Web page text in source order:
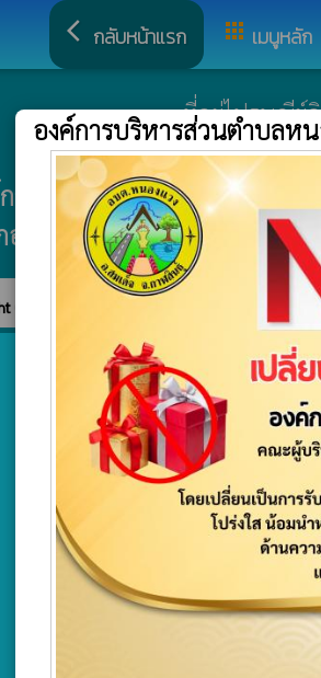
arrow_back_ios กลับหน้าแรก apps เมนูหลัก
ที่อยู่ไปรษณีย์
ารบริหารส่วนตำบลหนองแวง
อสมเด็จ จังหวัดกาฬสินธุ์
© 2025 องค์การบริหารส่วนตำบลหนองแวงพัฒนา
องค์การบริหารส่วนตำบลห